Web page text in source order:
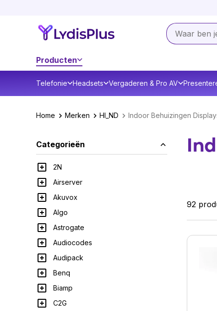
Producten
Telefonie Headsets Vergaderen & Pro AV
Home Merken HI_ND Indoor Behuizingen
Categorieën
2N
Airserver
Akuvox
Algo
Astrogate
Audiocodes
Audipack
Benq
Biamp
C2G
92